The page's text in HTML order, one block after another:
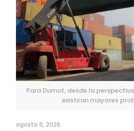
Para Dumot, desde la
existiran mayores
agosto 6, 2026